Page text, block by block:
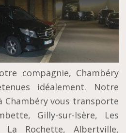
compagnie, Chambéry
idéalement. Notre
Chambéry vous transporte
Gilly-sur-Isère, Les
Rochette, Albertville,